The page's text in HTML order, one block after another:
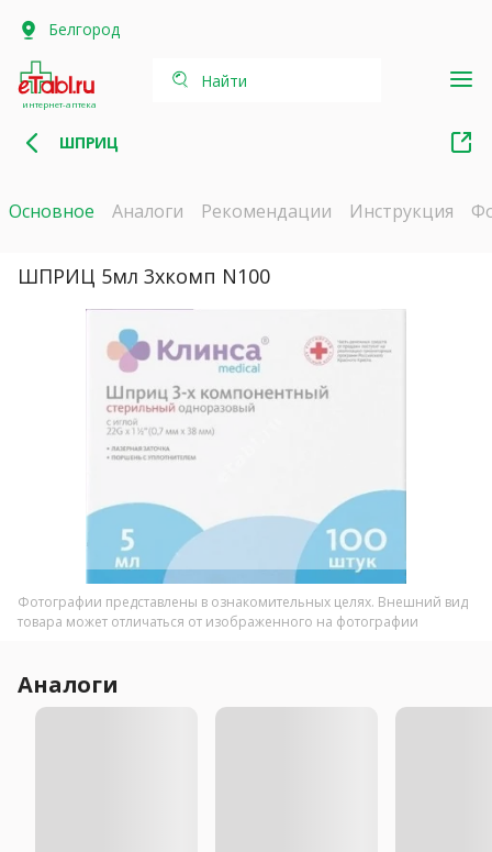
Белгород
интернет-аптека
Найти
ШПРИЦ
Основное Аналоги Рекомендации Инструкция
ШПРИЦ 5мл 3хкомп N100
Фотографии представлены в ознакомительных целях. Внешний вид
товара может отличаться от изображенного на фотографии
Аналоги